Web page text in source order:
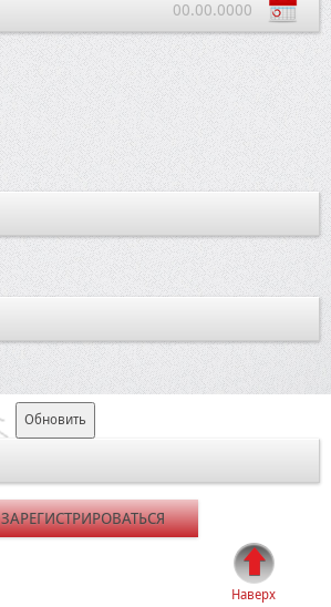
Обновить
ЗАРЕГИСТРИРОВАТЬСЯ
Наверх